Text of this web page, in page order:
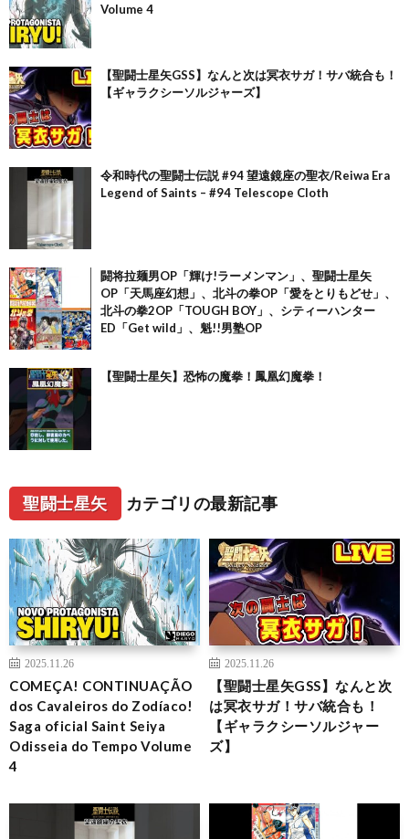
Volume 4
【聖闘士星矢GSS】なんと次は冥衣サガ！サバ統合も！
【ギャラクシーソルジャーズ】
令和時代の聖闘士伝説 #94 望遠鏡座の聖衣/Reiwa Era
Legend of Saints – #94 Telescope Cloth
闘将拉麺男OP「輝け!ラーメンマン」、聖闘士星矢
OP「天馬座幻想」、北斗の拳OP「愛をとりもどせ」、
北斗の拳2OP「TOUGH BOY」、シティーハンター
ED「Get wild」、魁!!男塾OP
【聖闘士星矢】恐怖の魔拳！鳳凰幻魔拳！
聖闘士星矢 カテゴリの最新記事
2025.11.26
COMEÇA! CONTINUAÇÃO
dos Cavaleiros do Zodíaco!
Saga oficial Saint Seiya
Odisseia do Tempo Volume
4
2025.11.26
【聖闘士星矢GSS】なんと次
は冥衣サガ！サバ統合も！
【ギャラクシーソルジャー
ズ】